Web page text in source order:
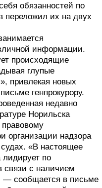
обязанностей по
переложил их на двух
информации.
происходящие
глупые
привлекая новых
генпрокурору.
недавно
Норильска
организации надзора
«В настоящее
лидирует по
связи с наличием
— сообщается в письме